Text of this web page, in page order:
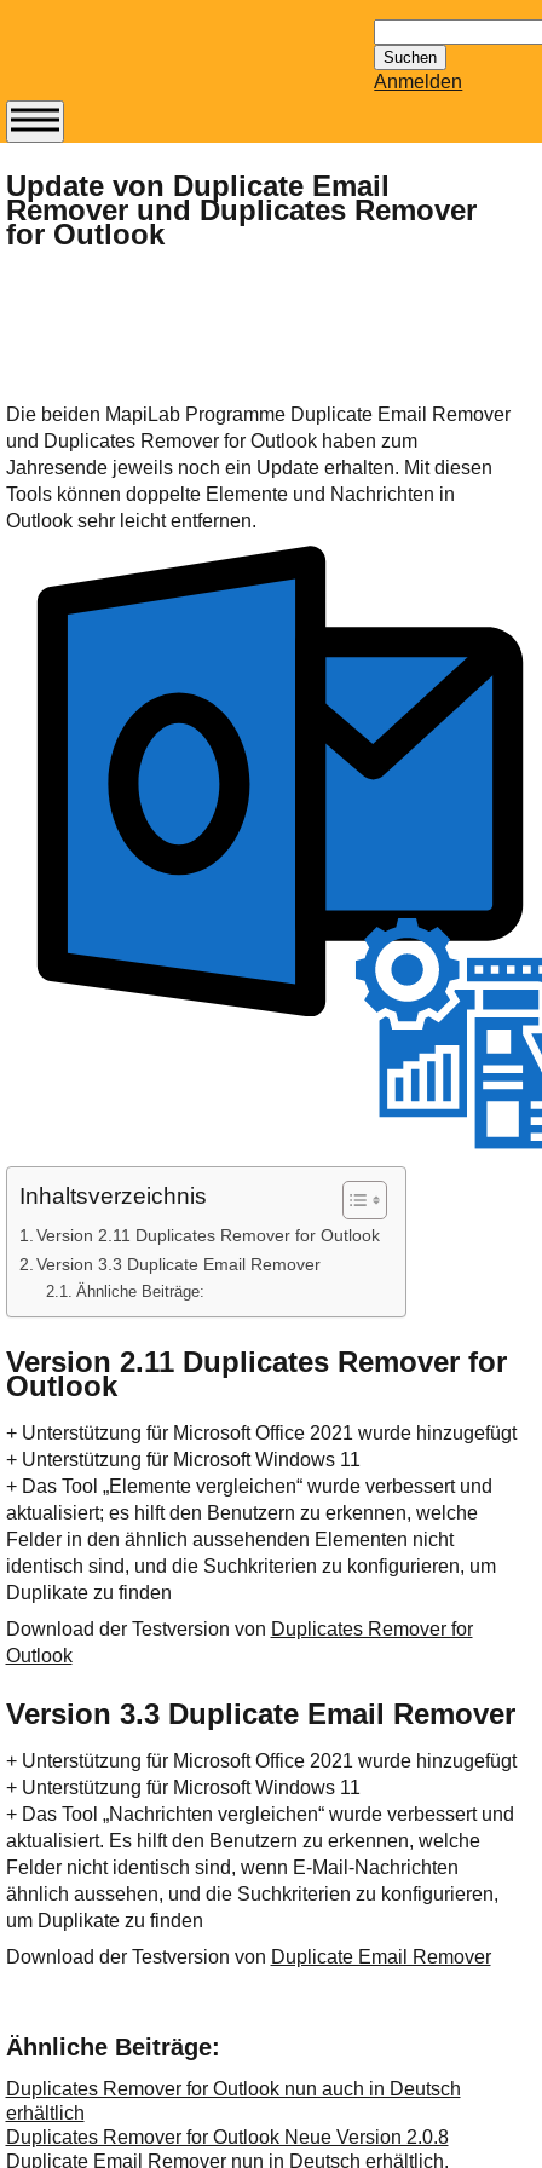
nach:
Anmelden
Update von Duplicate Email
Remover und Duplicates Remover
for Outlook
Die beiden MapiLab Programme Duplicate Email Remover
und Duplicates Remover for Outlook haben zum
Jahresende jeweils noch ein Update erhalten. Mit diesen
Tools können doppelte Elemente und Nachrichten in
Outlook sehr leicht entfernen.
Inhaltsverzeichnis
Version 2.11 Duplicates Remover for Outlook
Version 3.3 Duplicate Email Remover
Ähnliche Beiträge:
Version 2.11 Duplicates Remover for
Outlook
+ Unterstützung für Microsoft Office 2021 wurde hinzugefügt
+ Unterstützung für Microsoft Windows 11
+ Das Tool „Elemente vergleichen“ wurde verbessert und
aktualisiert; es hilft den Benutzern zu erkennen, welche
Felder in den ähnlich aussehenden Elementen nicht
identisch sind, und die Suchkriterien zu konfigurieren, um
Duplikate zu finden
Download der Testversion von Duplicates Remover for
Outlook
Version 3.3 Duplicate Email Remover
+ Unterstützung für Microsoft Office 2021 wurde hinzugefügt
+ Unterstützung für Microsoft Windows 11
+ Das Tool „Nachrichten vergleichen“ wurde verbessert und
aktualisiert. Es hilft den Benutzern zu erkennen, welche
Felder nicht identisch sind, wenn E-Mail-Nachrichten
ähnlich aussehen, und die Suchkriterien zu konfigurieren,
um Duplikate zu finden
Download der Testversion von Duplicate Email Remover
Ähnliche Beiträge:
Duplicates Remover for Outlook nun auch in Deutsch
erhältlich
Duplicates Remover for Outlook Neue Version 2.0.8
Duplicate Email Remover nun in Deutsch erhältlich.
Abonnieren Sie den
14-tägig
erscheinenden
Newsletter von
bereithält!
Wie z.B. Outlook,
GMail, Thunderbird
oder auch
KuNoMail, usw.
Adresse:
E-Mail
E-Mail bestätigen